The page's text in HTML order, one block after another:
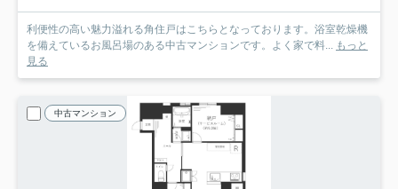
利便性の高い魅力溢れる角住戸はこちらとなっております。浴室乾燥機
を備えているお風呂場のある中古マンションです。よく家で料... もっと
見る
中古マンション